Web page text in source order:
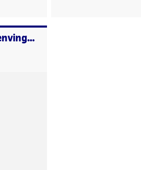
Benvinguts i benvingudes!